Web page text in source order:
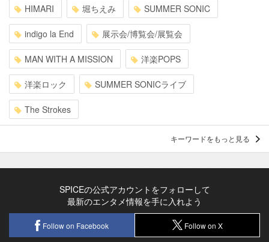
HIMARI 堀ちえみ SUMMER SONIC
indigo la End 展示会/博覧会/展覧会
MAN WITH A MISSION 洋楽POPS
洋楽ロック SUMMER SONICライブ
The Strokes
キーワードをもっと見る
SPICEの公式アカウントをフォローして
最新のエンタメ情報を手に入れよう
Follow on Facebook Follow on X